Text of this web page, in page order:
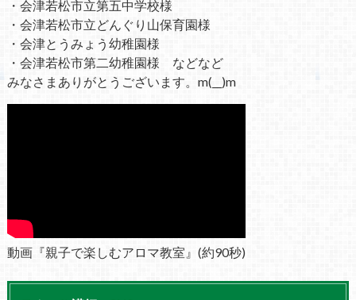
・会津若松市立第五中学校様
・会津若松市立どんぐり山保育園様
・会津とうみょう幼稚園様
・会津若松市第二幼稚園様 などなど
みなさまありがとうございます。m(__)m
動画『親子で楽しむアロマ教室』(約90秒)